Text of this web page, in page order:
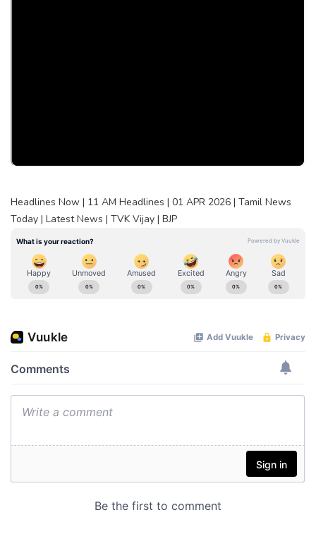
Headlines Now | 11 AM Headlines | 01 APR 2026 | Tamil News
Today | Latest News | TVK Vijay | BJP